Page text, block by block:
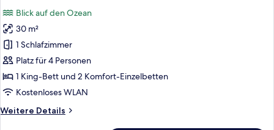
für
Junior
Suite
Sea
View
anzeigen
Blick auf den Ozean
30 m²
1 Schlafzimmer
Platz für 4 Personen
1 King-Bett und 2 Komfort-Einzelbetten
Kostenloses WLAN
Weitere Details
Weitere